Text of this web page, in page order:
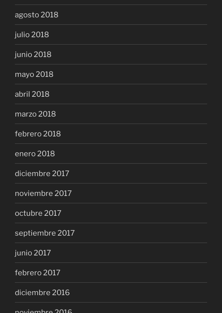
agosto 2018
julio 2018
junio 2018
mayo 2018
abril 2018
marzo 2018
febrero 2018
enero 2018
diciembre 2017
noviembre 2017
octubre 2017
septiembre 2017
junio 2017
febrero 2017
diciembre 2016